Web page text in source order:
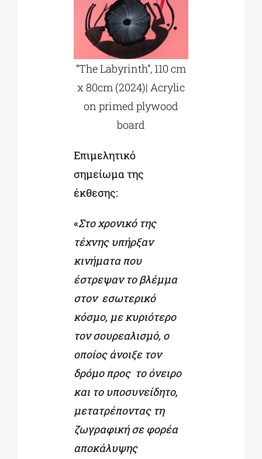
“The Labyrinth”, 110 cm
x 80cm (2024)| Acrylic
on primed plywood
board
Επιμελητικό
σημείωμα της
έκθεσης:
«Στο χρονικό της
τέχνης υπήρξαν
κινήματα που
έστρεψαν το βλέμμα
στον εσωτερικό
κόσμο, με κυριότερο
τον σουρεαλισμό, ο
οποίος άνοιξε τον
δρόμο προς το όνειρο
και το υποσυνείδητο,
μετατρέποντας τη
ζωγραφική σε φορέα
αποκάλυψης